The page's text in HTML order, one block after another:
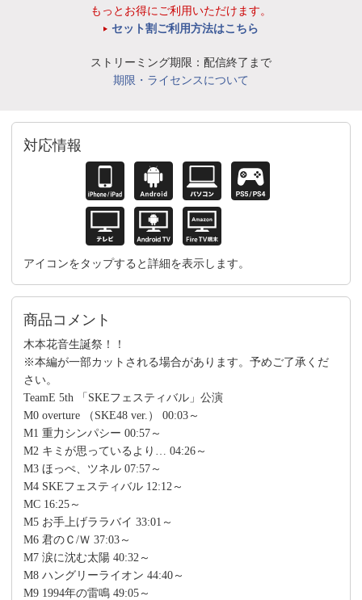
もっとお得にご利用いただけます。
セット割ご利用方法はこちら
ストリーミング期限：配信終了まで
期限・ライセンスについて
対応情報
アイコンをタップすると詳細を表示します。
商品コメント
木本花音生誕祭！！
※本編が一部カットされる場合があります。予めご了承くだ
さい。
TeamE 5th 「SKEフェスティバル」公演
M0 overture （SKE48 ver.） 00:03～
M1 重力シンパシー 00:57～
M2 キミが思っているより… 04:26～
M3 ほっぺ、ツネル 07:57～
M4 SKEフェスティバル 12:12～
MC 16:25～
M5 お手上げララバイ 33:01～
M6 君のＣ/Ｗ 37:03～
M7 涙に沈む太陽 40:32～
M8 ハングリーライオン 44:40～
M9 1994年の雷鳴 49:05～